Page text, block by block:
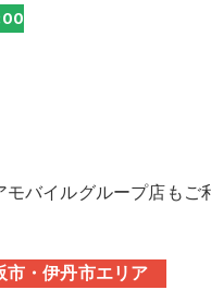
バイルグループ店もご
市・伊丹市エリア